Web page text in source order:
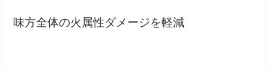
味方全体の火属性ダメージを軽減